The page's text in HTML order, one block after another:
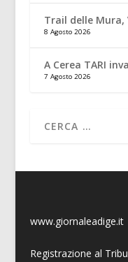
Trail delle
8 Agosto 2026
A Cerea TARI
7 Agosto 2026
www.giornaleadige.it
Registrazione al